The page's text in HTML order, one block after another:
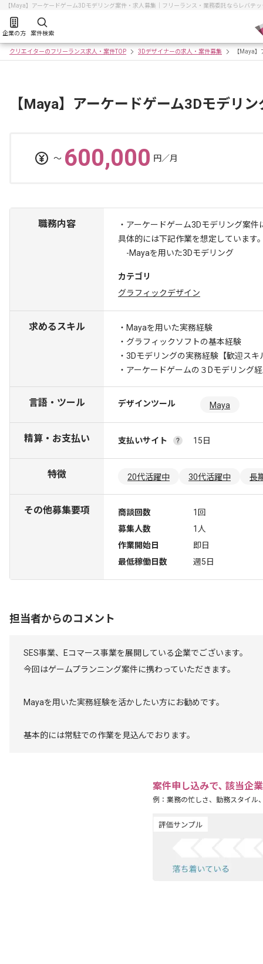
【Maya】アーケードゲーム3Dモデリング案件・求人募集｜フリーランス・業務委託ならレバテ
企業の方 案件検索
クリエイターのフリーランス求人・案件TOP 3Dデザイナーの求人・案件募集 【Maya
【Maya】アーケードゲーム3Dモデリ
〜 600,000 円／月
職務内容
・アーケードゲーム3Dモデリング案
具体的には下記作業を想定しています
-Mayaを用いた3Dモデリング
カテゴリ
グラフィックデザイン
求めるスキル
・Mayaを用いた実務経験
・グラフィックソフトの基本経験
・3Dモデリングの実務経験 【歓迎ス
・アーケードゲームの３Dモデリング
言語・ツール デザインツール Maya
精算・お支払い 支払いサイト 15日
特徴 20代活躍中 30代活躍中 長
その他募集要項 商談回数
1回
募集人数
1人
作業開始日
即日
最低稼働日数
週5日
担当者からのコメント
SES事業、Eコマース事業を展開している企業でございます。
今回はゲームプランニング案件に携わっていただきます。
Mayaを用いた実務経験を活かしたい方にお勧めです。
基本的には常駐での作業を見込んでおります。
案件申し込みで､ 該当企
例：業務の忙しさ、勤務スタイル